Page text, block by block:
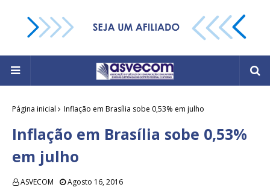
Página inicial Inflação em Brasília sobe 0,53% em julho
Inflação em Brasília sobe 0,53%
em julho
ASVECOM Agosto 16, 2016